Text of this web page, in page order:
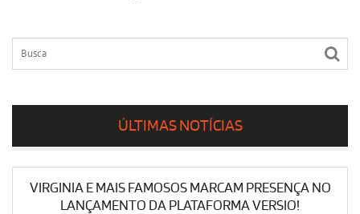
ÚLTIMAS NOTÍCIAS
VIRGINIA E MAIS FAMOSOS MARCAM PRESENÇA NO
LANÇAMENTO DA PLATAFORMA VERSIO!